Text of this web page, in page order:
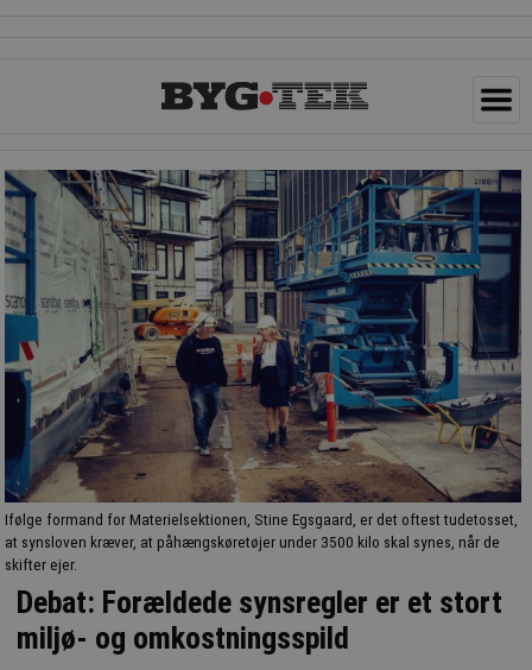
Ifølge formand for Materielsektionen, Stine Egsgaard, er det oftest tudetosset,
at synsloven kræver, at påhængskøretøjer under 3500 kilo skal synes, når de
skifter ejer.
Debat: Forældede synsregler er et stort
miljø- og omkostningsspild